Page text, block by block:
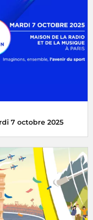
les Championnats
au 5 octobre 2025
7 octobre 2025
vous mardi 7
et de la Musique